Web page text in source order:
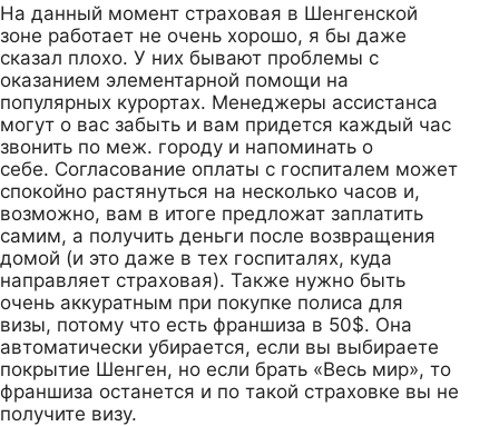
На данный момент страховая в Шенгенской
зоне работает не очень хорошо, я бы даже
сказал плохо. У них бывают проблемы с
оказанием элементарной помощи на
популярных курортах. Менеджеры ассистанса
могут о вас забыть и вам придется каждый час
звонить по меж. городу и напоминать о
себе. Согласование оплаты с госпиталем может
спокойно растянуться на несколько часов и,
возможно, вам в итоге предложат заплатить
самим, а получить деньги после возвращения
домой (и это даже в тех госпиталях, куда
направляет страховая). Также нужно быть
очень аккуратным при покупке полиса для
визы, потому что есть франшиза в 50$. Она
автоматически убирается, если вы выбираете
покрытие Шенген, но если брать «Весь мир», то
франшиза останется и по такой страховке вы не
получите визу.